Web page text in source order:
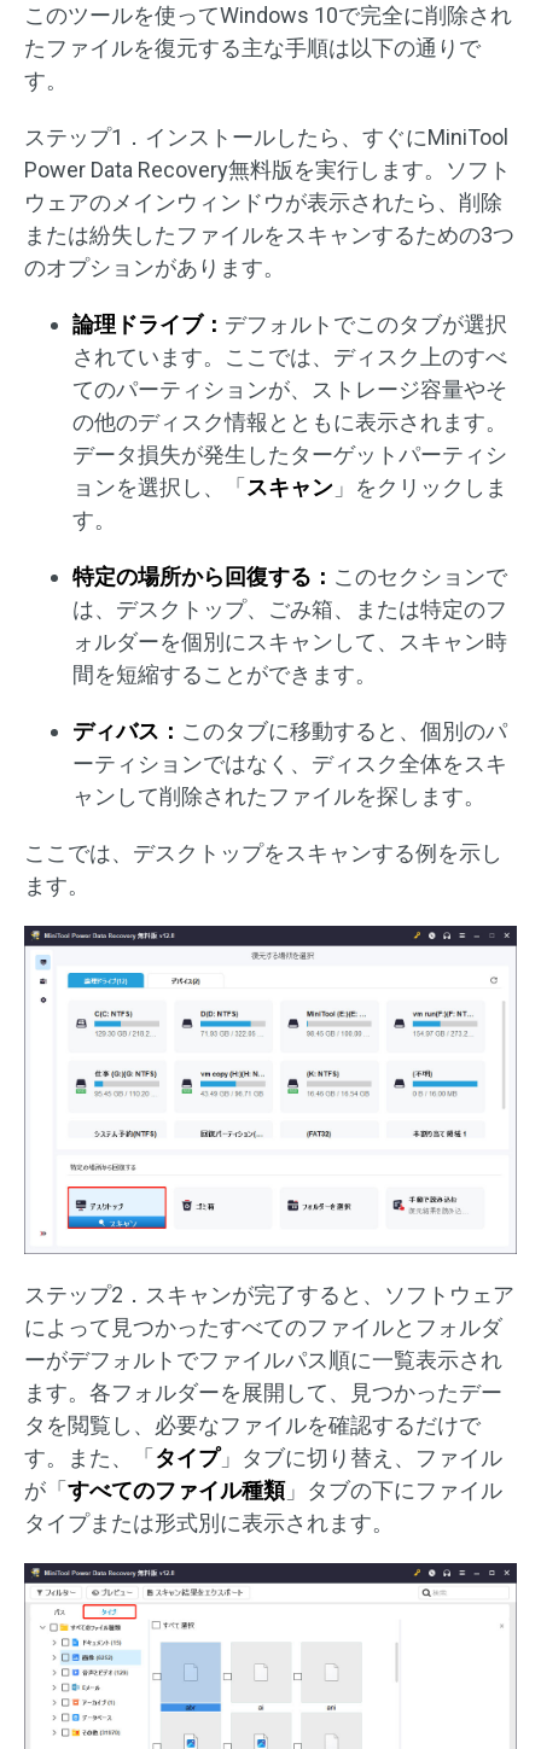
このツールを使ってWindows 10で完全に削除され
たファイルを復元する主な手順は以下の通りで
す。
ステップ1．インストールしたら、すぐにMiniTool
Power Data Recovery無料版を実行します。ソフト
ウェアのメインウィンドウが表示されたら、削除
または紛失したファイルをスキャンするための3つ
のオプションがあります。
論理ドライブ： デフォルトでこのタブが選択
されています。ここでは、ディスク上のすべ
てのパーティションが、ストレージ容量やそ
の他のディスク情報とともに表示されます。
データ損失が発生したターゲットパーティシ
ョンを選択し、「スキャン 」をクリックしま
す。
特定の場所から回復する： このセクションで
は、デスクトップ、ごみ箱、または特定のフ
ォルダーを個別にスキャンして、スキャン時
間を短縮することができます。
ディバス： このタブに移動すると、個別のパ
ーティションではなく、ディスク全体をスキ
ャンして削除されたファイルを探します。
ここでは、デスクトップをスキャンする例を示し
ます。
ステップ2．スキャンが完了すると、ソフトウェア
によって見つかったすべてのファイルとフォルダ
ーがデフォルトでファイルパス順に一覧表示され
ます。各フォルダーを展開して、見つかったデー
タを閲覧し、必要なファイルを確認するだけで
す。また、「タイプ」タブに切り替え、ファイル
が「すべてのファイル種類」タブの下にファイル
タイプまたは形式別に表示されます。